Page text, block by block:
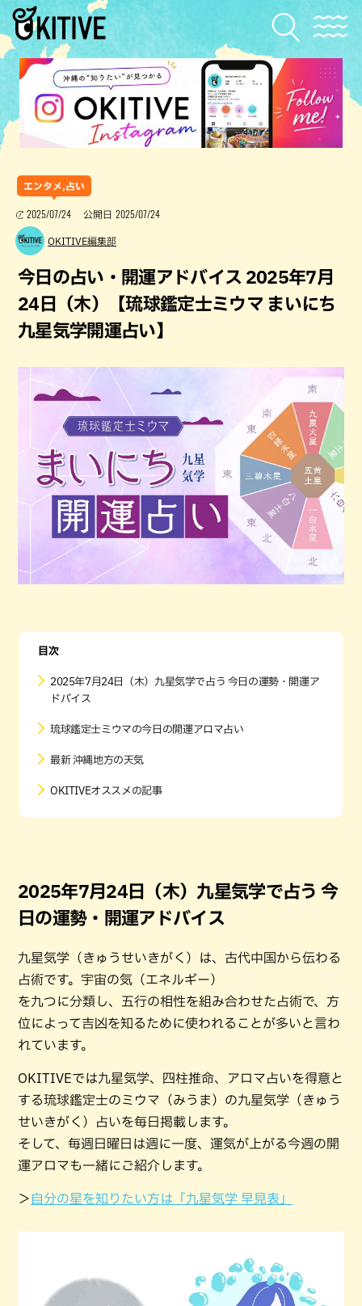
エンタメ,占い
2025/07/24 公開日 2025/07/24
OKITIVE編集部
今日の占い・開運アドバイス 2025年7月
24日（木）【琉球鑑定士ミウマ まいにち
九星気学開運占い】
目次
2025年7月24日（木）九星気学で占う 今日の運勢・開運ア
ドバイス
琉球鑑定士ミウマの今日の開運アロマ占い
最新 沖縄地方の天気
OKITIVEオススメの記事
2025年7月24日（木）九星気学で占う 今
日の運勢・開運アドバイス
九星気学（きゅうせいきがく）は、古代中国から伝わる
占術です。宇宙の気（エネルギー）
を九つに分類し、五行の相性を組み合わせた占術で、方
位によって吉凶を知るために使われることが多いと言わ
れています。
OKITIVEでは九星気学、四柱推命、アロマ占いを得意と
する琉球鑑定士のミウマ（みうま）の九星気学（きゅう
せいきがく）占いを毎日掲載します。
そして、毎週日曜日は週に一度、運気が上がる今週の開
運アロマも一緒にご紹介します。
＞ 自分の星を知りたい方は「九星気学 早見表」